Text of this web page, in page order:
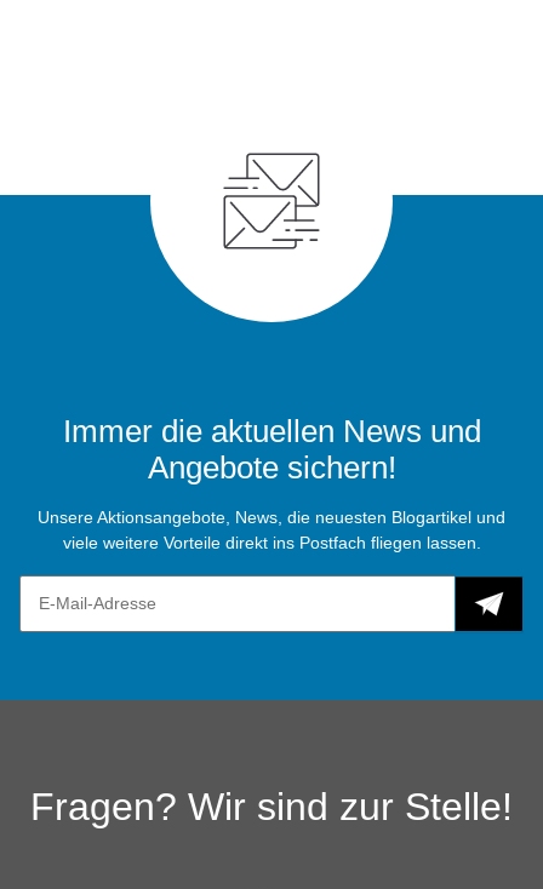
Immer die aktuellen News und
Angebote sichern!
Unsere Aktionsangebote, News, die neuesten Blogartikel und
viele weitere Vorteile direkt ins Postfach fliegen lassen.
Fragen? Wir sind zur Stelle!